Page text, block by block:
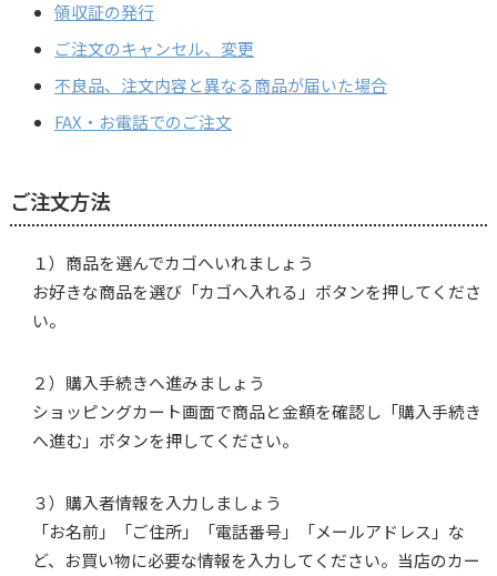
領収証の発行
ご注文のキャンセル、変更
不良品、注文内容と異なる商品が届いた場合
FAX・お電話でのご注文
ご注文方法
１）商品を選んでカゴへいれましょう
お好きな商品を選び「カゴへ入れる」ボタンを押してくださ
い。
２）購入手続きへ進みましょう
ショッピングカート画面で商品と金額を確認し「購入手続き
へ進む」ボタンを押してください。
３）購入者情報を入力しましょう
「お名前」「ご住所」「電話番号」「メールアドレス」な
ど、お買い物に必要な情報を入力してください。当店のカー